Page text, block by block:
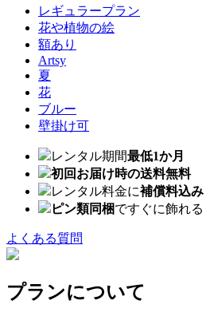
レギュラープラン
花や植物の絵
額あり
Artsy
夏
花
ブルー
壁掛け可
レンタル期間最低1か月
初回お届け時の送料無料
レンタル料金に補償料込み
ピン類同梱ですぐに飾れる
よくある質問
プランについて